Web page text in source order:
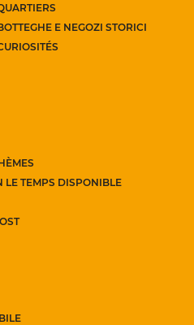
E NEGOZI STORICI
LE TEMPS DISPONIBLE